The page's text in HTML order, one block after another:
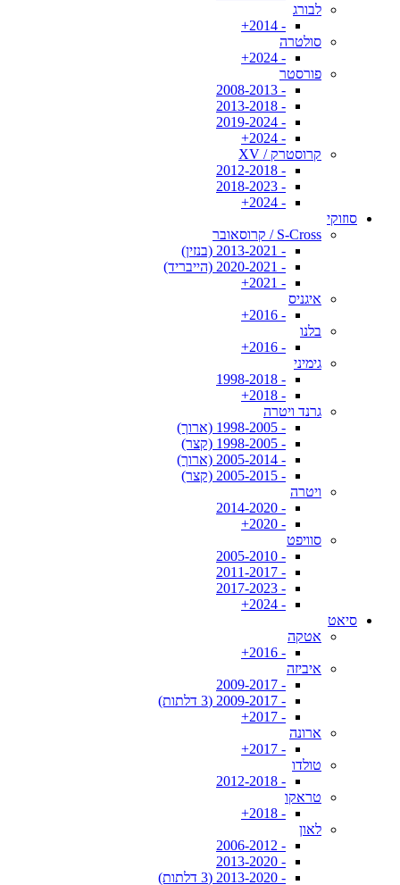
לבורג
- 2014+
סולטרה
- 2024+
פורסטר
- 2008-2013
- 2013-2018
- 2019-2024
- 2024+
קרוסטרק / XV
- 2012-2018
- 2018-2023
- 2024+
סוזוקי
S-Cross / קרוסאובר
- 2013-2021 (בנזין)
- 2020-2021 (הייבריד)
- 2021+
איגניס
- 2016+
בלנו
- 2016+
גימיני
- 1998-2018
- 2018+
גרנד ויטרה
- 1998-2005 (ארוך)
- 1998-2005 (קצר)
- 2005-2014 (ארוך)
- 2005-2015 (קצר)
ויטרה
- 2014-2020
- 2020+
סוויפט
- 2005-2010
- 2011-2017
- 2017-2023
- 2024+
סיאט
אטקה
- 2016+
איביזה
- 2009-2017
- 2009-2017 (3 דלתות)
- 2017+
ארונה
- 2017+
טולדו
- 2012-2018
טראקו
- 2018+
לאון
- 2006-2012
- 2013-2020
- 2013-2020 (3 דלתות)